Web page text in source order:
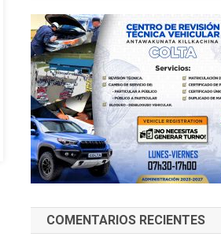
COMENTARIOS RECIENTES